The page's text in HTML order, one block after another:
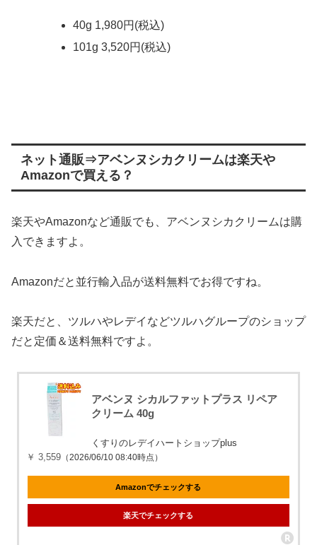
40g 1,980円(税込)
101g 3,520円(税込)
ネット通販⇒アベンヌシカクリームは楽天や
Amazonで買える？
楽天やAmazonなど通販でも、アベンヌシカクリームは購
入できますよ。
Amazonだと並行輸入品が送料無料でお得ですね。
楽天だと、ツルハやレデイなどツルハグループのショップ
だと定価＆送料無料ですよ。
アベンヌ シカルファットプラス リペア
クリーム 40g
くすりのレデイハートショップplus
￥ 3,559 （2026/06/10 08:40時点）
Amazonでチェックする
楽天でチェックする